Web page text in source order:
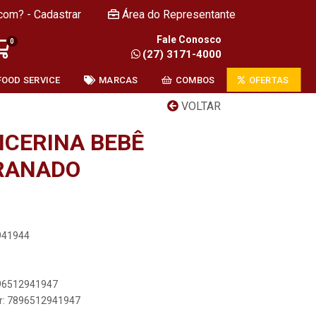
- Cadastrar Área do Representante
0 Fale Conosco
(27) 3171-4000
SERVICE MARCAS COMBOS OFERTAS
VOLTAR
BEBÊ
7896512941947